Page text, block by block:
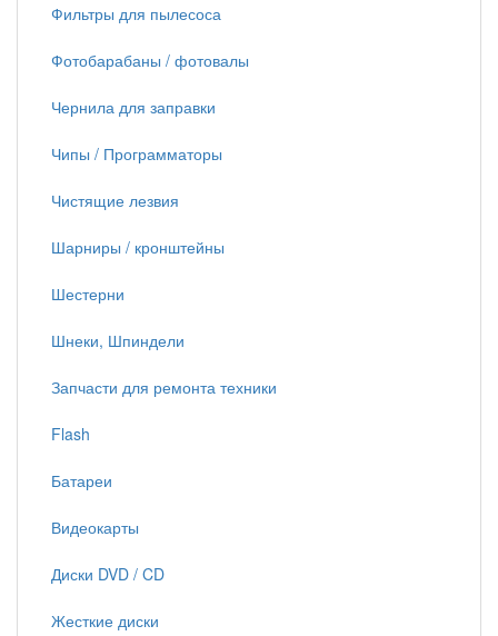
Фильтры для пылесоса
Фотобарабаны / фотовалы
Чернила для заправки
Чипы / Программаторы
Чистящие лезвия
Шарниры / кронштейны
Шестерни
Шнеки, Шпиндели
Запчасти для ремонта техники
Flash
Батареи
Видеокарты
Диски DVD / CD
Жесткие диски